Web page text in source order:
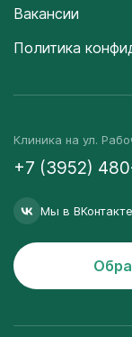
Вакансии
Политика
Клиника на ул.
+7 (3952)
Мы в ВКонтакте